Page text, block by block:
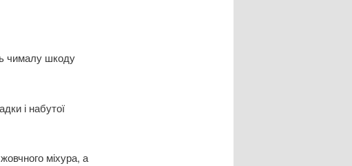
чималу шкоду
і набутої
міхура, а